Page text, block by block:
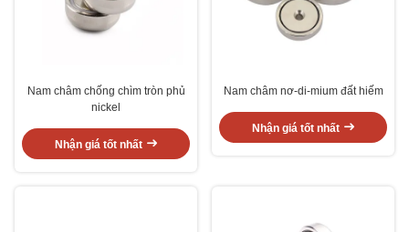
Nam châm chống chìm tròn phủ
nickel
Nhận giá tốt nhất
Nam châm nơ-di-mium đất hiếm
Nhận giá tốt nhất